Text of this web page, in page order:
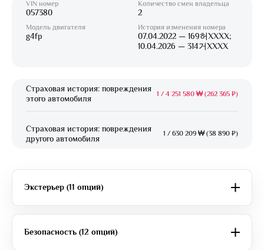
VIN номер
057380
Модель двигателя
g4fp
Количество смен владельца
2
История изменения номера
07.04.2022 — 169허XXXX;
10.04.2026 — 314거XXXX
Страховая история: повреждения
этого автомобиля
1 / 4 251 580 ₩ (262 365 ₽)
Страховая история: повреждения
другого автомобиля
1 / 630 209 ₩ (38 890 ₽)
Экстерьер (11 опций)
Безопасность (12 опций)